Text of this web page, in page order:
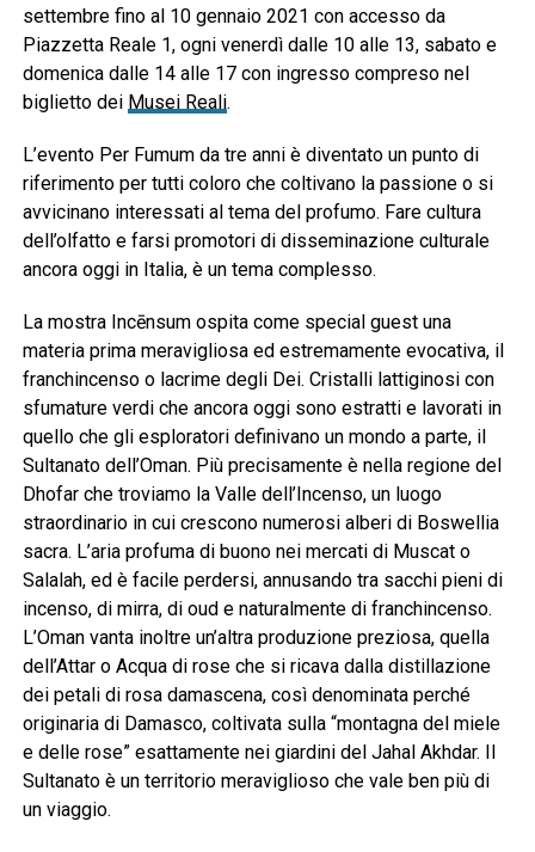
settembre fino al 10 gennaio 2021 con accesso da
Piazzetta Reale 1, ogni venerdì dalle 10 alle 13, sabato e
domenica dalle 14 alle 17 con ingresso compreso nel
biglietto dei Musei Reali.
L’evento Per Fumum da tre anni è diventato un punto di
riferimento per tutti coloro che coltivano la passione o si
avvicinano interessati al tema del profumo. Fare cultura
dell’olfatto e farsi promotori di disseminazione culturale
ancora oggi in Italia, è un tema complesso.
La mostra Incēnsum ospita come special guest una
materia prima meravigliosa ed estremamente evocativa, il
franchincenso o lacrime degli Dei. Cristalli lattiginosi con
sfumature verdi che ancora oggi sono estratti e lavorati in
quello che gli esploratori definivano un mondo a parte, il
Sultanato dell’Oman. Più precisamente è nella regione del
Dhofar che troviamo la Valle dell’Incenso, un luogo
straordinario in cui crescono numerosi alberi di Boswellia
sacra. L’aria profuma di buono nei mercati di Muscat o
Salalah, ed è facile perdersi, annusando tra sacchi pieni di
incenso, di mirra, di oud e naturalmente di franchincenso.
L’Oman vanta inoltre un’altra produzione preziosa, quella
dell’Attar o Acqua di rose che si ricava dalla distillazione
dei petali di rosa damascena, così denominata perché
originaria di Damasco, coltivata sulla “montagna del miele
e delle rose” esattamente nei giardini del Jahal Akhdar. Il
Sultanato è un territorio meraviglioso che vale ben più di
un viaggio.